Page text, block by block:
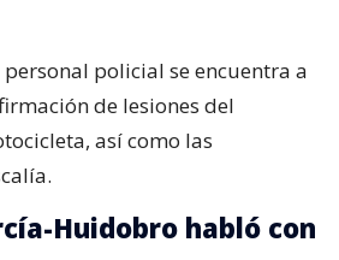
policial se encuentra a
de lesiones del
así como las
Huidobro habló con